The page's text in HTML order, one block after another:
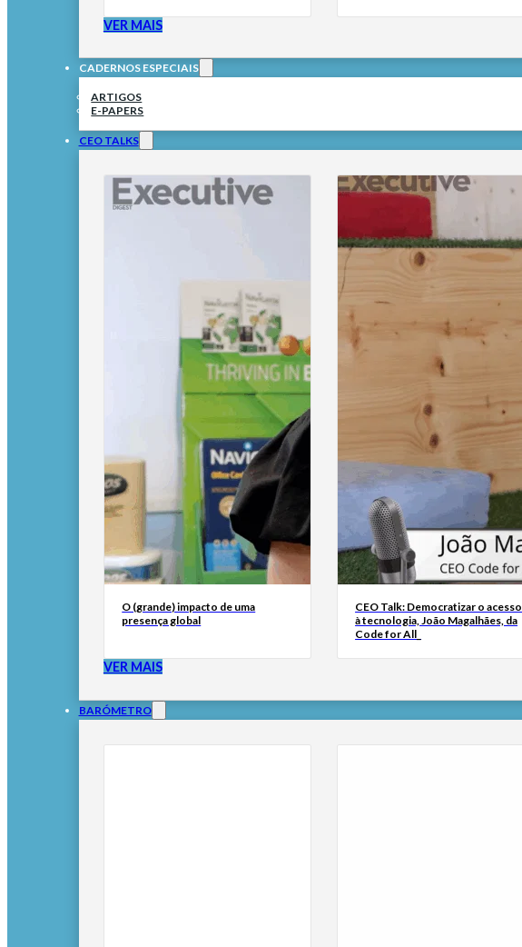
VER MAIS
CADERNOS ESPECIAIS
ARTIGOS
E-PAPERS
CEO TALKS
O (grande) impacto de uma
presença global
CEO Talk: Democratizar o acesso
à tecnologia, João Magalhães, da
Code for All_
VER MAIS
BARÓMETRO